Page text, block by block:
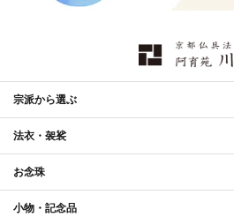
宗派から選ぶ
法衣・袈裟
お念珠
小物・記念品